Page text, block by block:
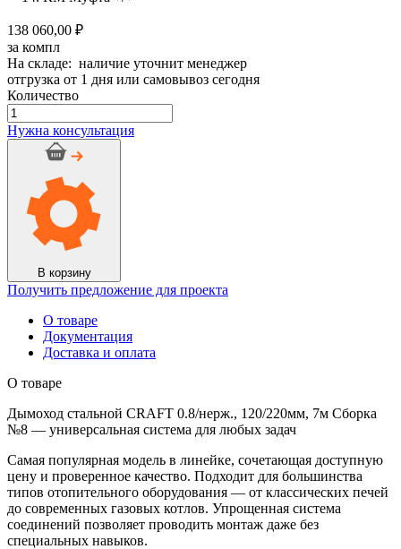
138 060,00 ₽
за компл
На складе: наличие уточнит менеджер
отгрузка от 1 дня или самовывоз сегодня
Количество
Количество
товара
Дымоход
стальной
нерж.,
120/220мм,
Нужна консультация
В корзину
Получить предложение для проекта
О товаре
Документация
Доставка и оплата
О товаре
Дымоход стальной CRAFT 0.8/нерж., 120/220мм, 7м Сборка
№8 — универсальная система для любых задач
Самая популярная модель в линейке, сочетающая доступную
цену и проверенное качество. Подходит для большинства
типов отопительного оборудования — от классических печей
до современных газовых котлов. Упрощенная система
соединений позволяет проводить монтаж даже без
специальных навыков.